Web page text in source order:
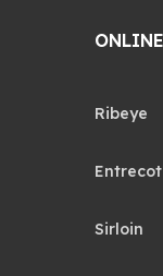
Ribeye
Sirloin